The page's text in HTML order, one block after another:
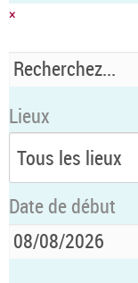
×
Lieux
Date de début